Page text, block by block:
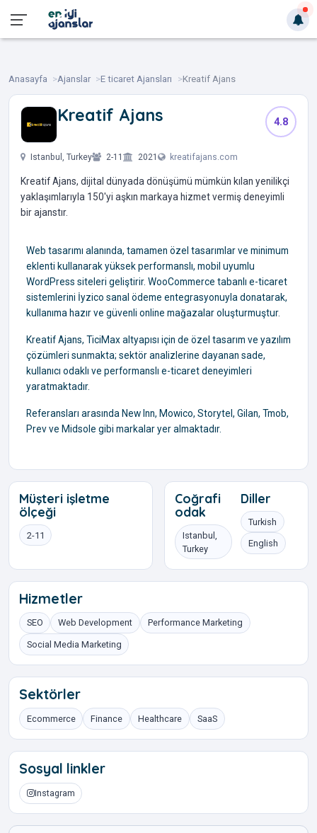
Anasayfa Ajanslar E ticaret Ajansları Kreatif Ajans
Kreatif Ajans 4.8
Istanbul, Turkey 2-11 2021 kreatifajans.com
Kreatif Ajans, dijital dünyada dönüşümü mümkün kılan yenilikçi
yaklaşımlarıyla 150'yi aşkın markaya hizmet vermiş deneyimli
bir ajanstır.
Web tasarımı alanında, tamamen özel tasarımlar ve minimum
eklenti kullanarak yüksek performanslı, mobil uyumlu
WordPress siteleri geliştirir. WooCommerce tabanlı e-ticaret
sistemlerini İyzico sanal ödeme entegrasyonuyla donatarak,
kullanıma hazır ve güvenli online mağazalar oluşturmuştur.
Kreatif Ajans, TiciMax altyapısı için de özel tasarım ve yazılım
çözümleri sunmakta; sektör analizlerine dayanan sade,
kullanıcı odaklı ve performanslı e-ticaret deneyimleri
yaratmaktadır.
Referansları arasında New Inn, Mowico, Storytel, Gilan, Tmob,
Prev ve Midsole gibi markalar yer almaktadır.
Müşteri işletme
ölçeği
2-11
Coğrafi
odak
Istanbul,
Turkey
Diller
Turkish
English
Hizmetler
SEO Web Development Performance Marketing
Social Media Marketing
Sektörler
Ecommerce Finance Healthcare SaaS
Sosyal linkler
Instagram